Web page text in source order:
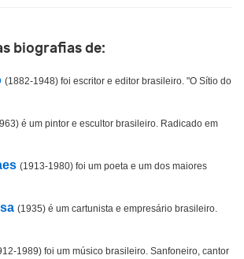
biografias de:
(1882-1948) foi escritor e editor brasileiro. "O Sítio do
é um pintor e escultor brasileiro. Radicado em
(1913-1980) foi um poeta e um dos maiores
(1935) é um cartunista e empresário brasileiro.
1989) foi um músico brasileiro. Sanfoneiro, cantor